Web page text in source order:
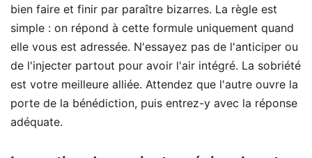
bien faire et finir par paraître bizarres. La règle est
simple : on répond à cette formule uniquement quand
elle vous est adressée. N'essayez pas de l'anticiper ou
de l'injecter partout pour avoir l'air intégré. La sobriété
est votre meilleure alliée. Attendez que l'autre ouvre la
porte de la bénédiction, puis entrez-y avec la réponse
adéquate.